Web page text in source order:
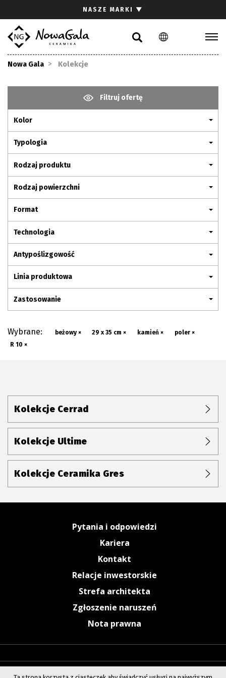
PL EN
NASZE MARKI ▼
Nowa Gala Kolekcje
Filtruj ofertę
Kolor
Typologia
Rodzaj produktu
Rodzaj powierzchni
Format
Technologia
Antypoślizgowość
Linia produktowa
Zastosowanie
Wybrane: beżowy × 29 x 35 cm × kamień ×
poler ×
R 10 ×
Kolekcje Cerrad
Kolekcje Ultime
Kolekcje Ceramika Gres
Pytania i odpowiedzi
Kariera
Kontakt
Relacje inwestorskie
Strefa architekta
Zgłoszenie naruszeń
Nota prawna
Gdzie kupić
Pliki do pobrania
Pytania i odpowiedzi
Kariera
Kontakt
Komunikacja z akcjonariuszami